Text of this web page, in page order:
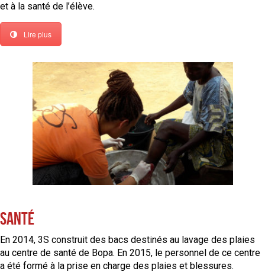
et à la santé de l’élève.
Lire plus
Santé
En 2014, 3S construit des bacs destinés au lavage des plaies
au centre de santé de Bopa. En 2015, le personnel de ce centre
a été formé à la prise en charge des plaies et blessures.